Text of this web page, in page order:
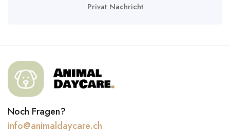
Privat Nachricht
Noch Fragen?
info@animaldaycare.ch